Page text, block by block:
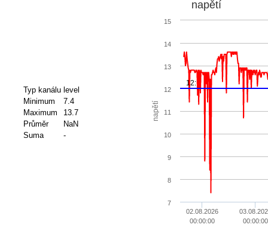
Typ kanálu level
Minimum
7.4
Maximum
13.7
Průměr
NaN
Suma
-
napětí
napětí
12:
02.08.2026
00:00:00
00:00:00
7
8
9
10
11
12
13
14
15